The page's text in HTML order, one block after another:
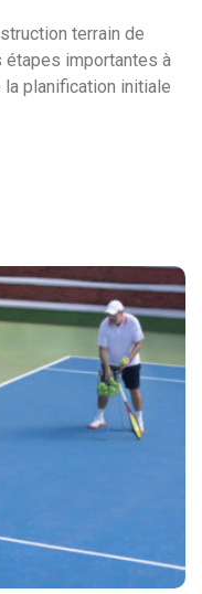
terrain de
étapes importantes à
planification initiale